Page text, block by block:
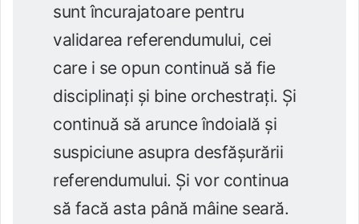
sunt încurajatoare pentru
validarea referendumului, cei
care i se opun continuă să fie
disciplinați și bine orchestrați. Și
continuă să arunce îndoială și
suspiciune asupra desfășurării
referendumului. Și vor continua
să facă asta până mâine seară.